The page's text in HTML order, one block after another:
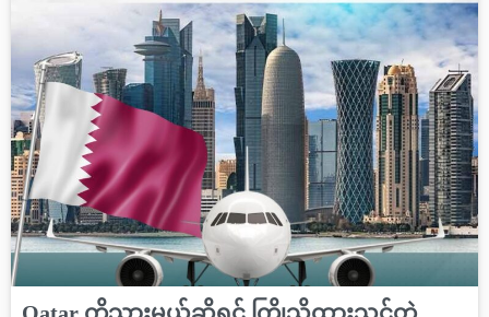
Qatar ကိုသွားမယ်ဆိုရင် ကြိုသိထားသင့်တဲ့